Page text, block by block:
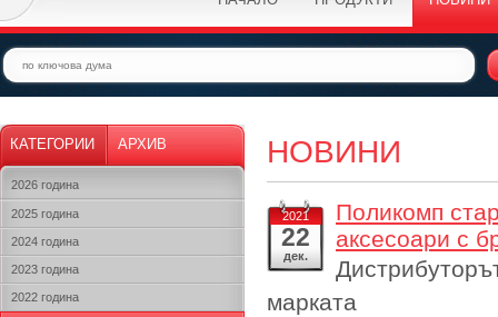
КАТЕГОРИИ АРХИВ
2026 година
2025 година
2024 година
2023 година
2022 година
НОВИНИ
2021
22
дек.
Поликомп
аксесоари с
марката